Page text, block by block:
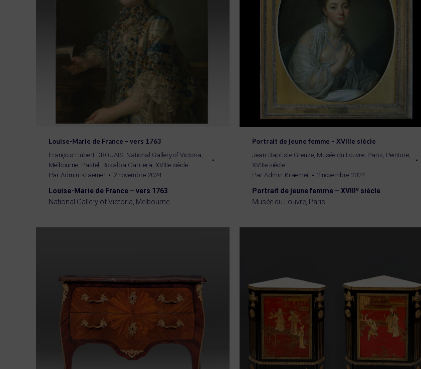
Louise-Marie de France – vers 1763
François-Hubert DROUAIS, National Gallery of Victoria,
Melbourne, Pastel , Rosalba Carriera, XVIIIe siècle
Par Admin-Kraemer 2 novembre 2024
Louise-Marie de France – vers 1763
National Gallery of Victoria, Melbourne.
Portrait de jeune femme – XVIIIe siècle
Jean-Baptiste Greuze, Musée du Louvre, Paris, Peinture,
XVIIIe siècle
Par Admin-Kraemer 2 novembre 2024
Portrait de jeune femme – XVIII e siècle
Musée du Louvre, Paris.